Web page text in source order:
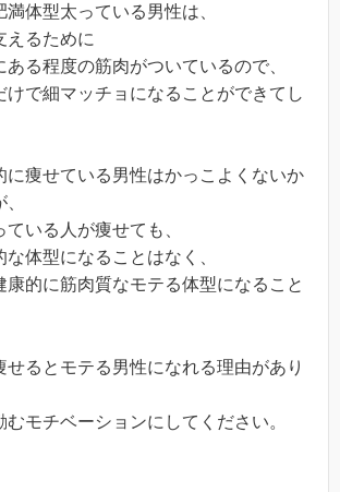
満体型太っている男性は、
えるために
る程度の筋肉がついているので、
けで細マッチョになることができてし
に痩せている男性はかっこよくないか
いる人が痩せても、
体型になることはなく、
康的に筋肉質なモテる体型になること
せるとモテる男性になれる理由があり
むモチベーションにしてください。